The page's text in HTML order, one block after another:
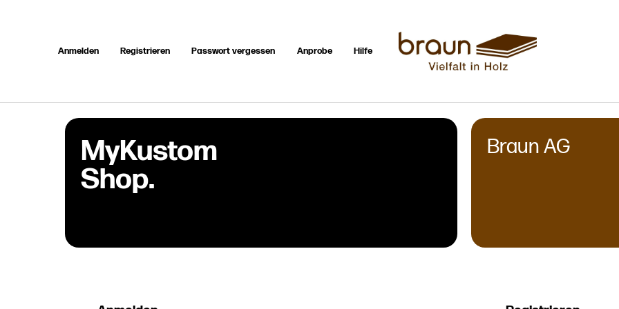
Anmelden Registrieren Passwort vergessen Anprobe Hilfe
MyKustom
Shop.
Braun AG